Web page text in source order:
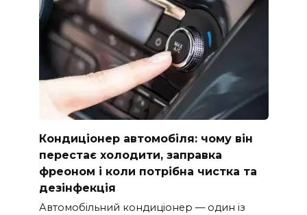
Кондиціонер автомобіля: чому він
перестає холодити, заправка
фреоном і коли потрібна чистка та
дезінфекція
Автомобільний кондиціонер — один із